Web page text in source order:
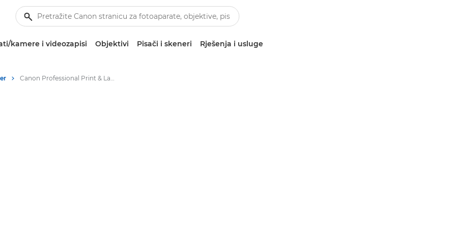
kamere i videozapisi Objektivi Pisači i skeneri Rješenja i usluge
Canon Professional Print & Layout